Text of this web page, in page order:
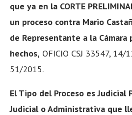
que ya en la CORTE
un proceso contra Mario
de Representante a la Cámara
hechos, OFICIO CSJ 33547, 14/
51/2015.
El Tipo del Proceso es Judicial
Judicial o Administrativa que